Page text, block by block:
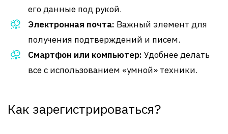
его данные под рукой.
Электронная почта: Важный элемент для
получения подтверждений и писем.
Смартфон или компьютер: Удобнее делать
все с использованием «умной» техники.
Как зарегистрироваться?